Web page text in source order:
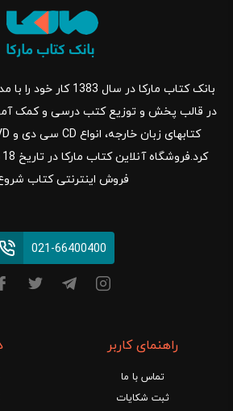
بانک کتاب مارکا در سال
در قالب پخش و توزیع کتب درسی و کمک
فروش اینترنتی کتاب
021-66400400
راهنمای کاربر
تماس با ما
ثبت شکایات